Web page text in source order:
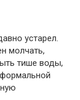
устарел.
молчать,
тише воды,